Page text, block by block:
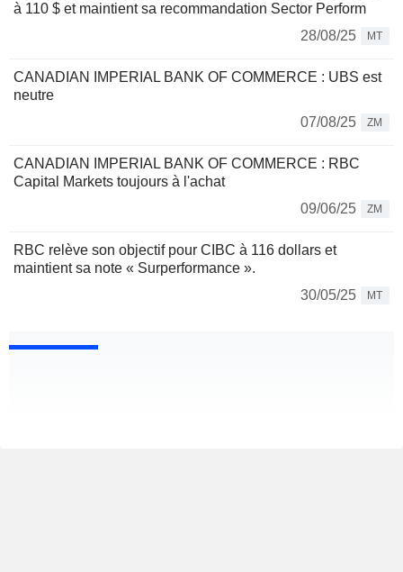
à 110 $ et maintient sa recommandation Sector Perform
28/08/25
MT
CANADIAN IMPERIAL BANK OF COMMERCE : UBS est
neutre
07/08/25
ZM
CANADIAN IMPERIAL BANK OF COMMERCE : RBC
Capital Markets toujours à l'achat
09/06/25
ZM
RBC relève son objectif pour CIBC à 116 dollars et
maintient sa note « Surperformance ».
30/05/25
MT